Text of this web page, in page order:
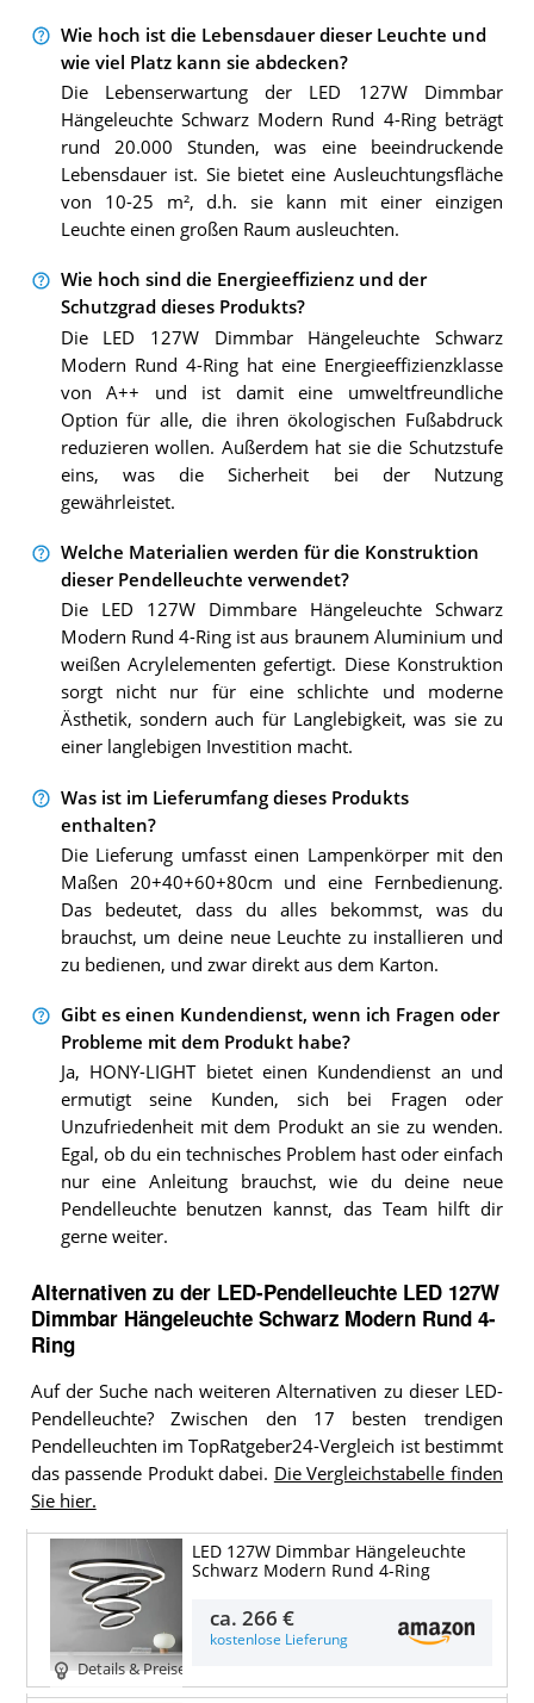
Wie hoch ist die Lebensdauer dieser Leuchte und
wie viel Platz kann sie abdecken?
Die Lebenserwartung der LED 127W Dimmbar
Hängeleuchte Schwarz Modern Rund 4-Ring beträgt
rund 20.000 Stunden, was eine beeindruckende
Lebensdauer ist. Sie bietet eine Ausleuchtungsfläche
von 10-25 m², d.h. sie kann mit einer einzigen
Leuchte einen großen Raum ausleuchten.
Wie hoch sind die Energieeffizienz und der
Schutzgrad dieses Produkts?
Die LED 127W Dimmbar Hängeleuchte Schwarz
Modern Rund 4-Ring hat eine Energieeffizienzklasse
von A++ und ist damit eine umweltfreundliche
Option für alle, die ihren ökologischen Fußabdruck
reduzieren wollen. Außerdem hat sie die Schutzstufe
eins, was die Sicherheit bei der Nutzung
gewährleistet.
Welche Materialien werden für die Konstruktion
dieser Pendelleuchte verwendet?
Die LED 127W Dimmbare Hängeleuchte Schwarz
Modern Rund 4-Ring ist aus braunem Aluminium und
weißen Acrylelementen gefertigt. Diese Konstruktion
sorgt nicht nur für eine schlichte und moderne
Ästhetik, sondern auch für Langlebigkeit, was sie zu
einer langlebigen Investition macht.
Was ist im Lieferumfang dieses Produkts
enthalten?
Die Lieferung umfasst einen Lampenkörper mit den
Maßen 20+40+60+80cm und eine Fernbedienung.
Das bedeutet, dass du alles bekommst, was du
brauchst, um deine neue Leuchte zu installieren und
zu bedienen, und zwar direkt aus dem Karton.
Gibt es einen Kundendienst, wenn ich Fragen oder
Probleme mit dem Produkt habe?
Ja, HONY-LIGHT bietet einen Kundendienst an und
ermutigt seine Kunden, sich bei Fragen oder
Unzufriedenheit mit dem Produkt an sie zu wenden.
Egal, ob du ein technisches Problem hast oder einfach
nur eine Anleitung brauchst, wie du deine neue
Pendelleuchte benutzen kannst, das Team hilft dir
gerne weiter.
Alternativen zu der LED-Pendelleuchte LED 127W
Dimmbar Hängeleuchte Schwarz Modern Rund 4-
Ring
Auf der Suche nach weiteren Alternativen zu dieser LED-
Pendelleuchte? Zwischen den 17 besten trendigen
Pendelleuchten im TopRatgeber24-Vergleich ist bestimmt
das passende Produkt dabei. Die Vergleichstabelle finden
Sie hier.
Details & Preise
LED 127W Dimmbar Hängeleuchte
Schwarz Modern Rund 4-Ring
ca.266 €
kostenlose Lieferung